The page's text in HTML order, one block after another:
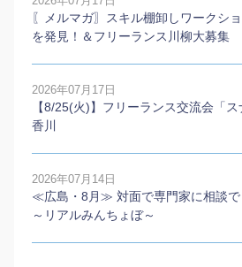
〖メルマガ〗スキル棚卸しワークシ
を発見！＆フリーランス川柳大募集
2026年07月17日
【8/25(火)】フリーランス交流会「
香川
2026年07月14日
≪広島・8月≫ 対面で専門家に相談で
～リアルみんちょぼ～